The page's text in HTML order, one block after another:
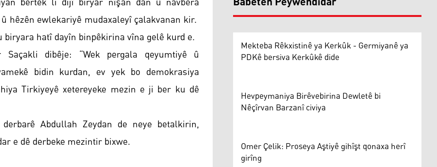
hêzên ewlekariyê mudaxaleyî çalakvanan kir.
hatî dayîn binpêkirina vîna gelê kurd e.
dibêje: “Wek pergala qeyumtiyê û
bidin kurdan, ev yek bo demokrasiya
Tirkiyeyê xetereyeke mezin e ji ber ku dê
Abdullah Zeydan de neye betalkirin,
e dê derbeke mezintir bixwe.
Mekteba Rêkxistinê ya Kerkûk - Germiyanê ya
PDKê bersiva Kerkûkê dide
Hevpeymaniya Birêvebirina Dewletê bi
Nêçîrvan Barzanî civiya
Omer Çelik: Proseya Aştiyê gihîşt qonaxa herî
girîng